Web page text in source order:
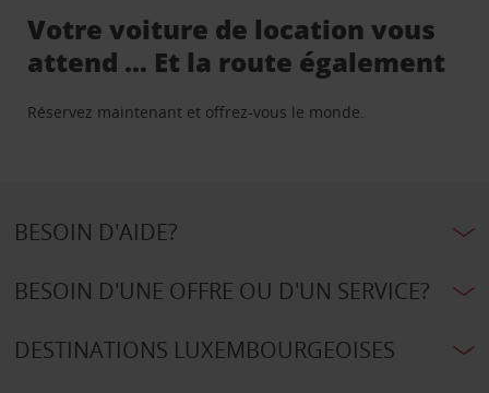
Votre voiture de location vous
attend … Et la route également
Réservez maintenant et offrez-vous le monde.
BESOIN D'AIDE?
BESOIN D'UNE OFFRE OU D'UN SERVICE?
DESTINATIONS LUXEMBOURGEOISES